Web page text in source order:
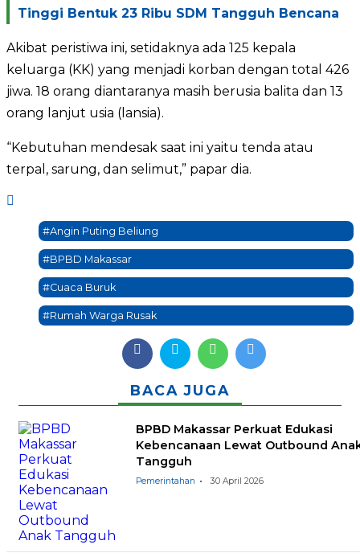
Tinggi Bentuk 23 Ribu SDM Tangguh Bencana
Akibat peristiwa ini, setidaknya ada 125 kepala
keluarga (KK) yang menjadi korban dengan total 426
jiwa. 18 orang diantaranya masih berusia balita dan 13
orang lanjut usia (lansia).
“Kebutuhan mendesak saat ini yaitu tenda atau
terpal, sarung, dan selimut,” papar dia.
#Angin Puting Beliung
#BPBD Makassar
#Cuaca Buruk
#Rumah Warga Rusak
BACA JUGA
BPBD Makassar Perkuat Edukasi
Kebencanaan Lewat Outbound
Tangguh
Pemerintahan 30 April 2026